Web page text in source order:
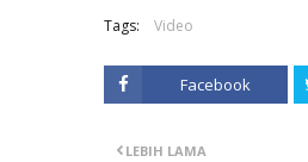
Tags: Video
Facebook
LEBIH LAMA